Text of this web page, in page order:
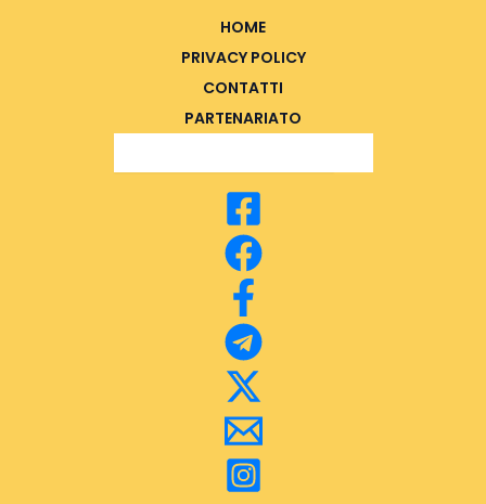
HOME
PRIVACY POLICY
CONTATTI
PARTENARIATO
Search Button